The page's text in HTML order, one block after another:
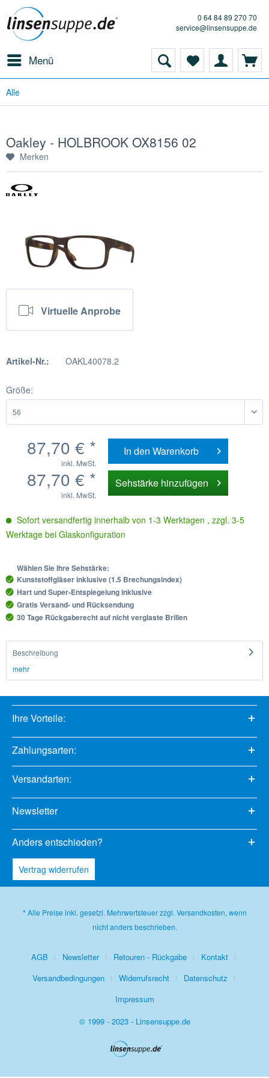
0 64 84 89 270 70
service@linsensuppe.de
Menü
Alle
Oakley - HOLBROOK OX8156 02
Merken
Virtuelle Anprobe
Artikel-Nr.: OAKL40078.2
Größe:
87,70 € *
inkl. MwSt.
In den Warenkorb
87,70 € *
inkl. MwSt.
Sehstärke hinzufügen
Sofort versandfertig innerhalb von 1-3 Werktagen , zzgl. 3-5
Werktage bei Glaskonfiguration
Wählen Sie Ihre Sehstärke:
Kunststoffgläser inklusive (1.5 Brechungsindex)
Hart und Super-Entspiegelung inklusive
Gratis Versand- und Rücksendung
30 Tage Rückgaberecht auf nicht verglaste Brillen
Beschreibung
mehr
Ihre Vorteile:
Zahlungsarten:
Versandarten:
Newsletter
Anders entschieden?
Vertrag widerrufen
* Alle Preise inkl. gesetzl. Mehrwertsteuer zzgl.Versandkosten, wenn
nicht anders beschrieben.
AGB Newsletter Retouren - Rückgabe
Kontakt
Versandbedingungen
Widerrufsrecht
Datenschutz
Impressum
© 1999 - 2023 - Linsensuppe.de